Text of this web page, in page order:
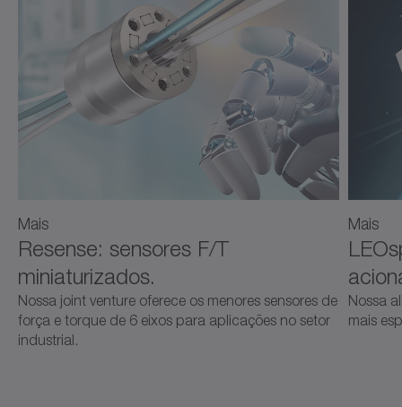
Mais
Resense: sensores F/T
miniaturizados.
Nossa joint venture oferece os menores sensores de
força e torque de 6 eixos para aplicações no setor
industrial.
Mais
Nossa
mais